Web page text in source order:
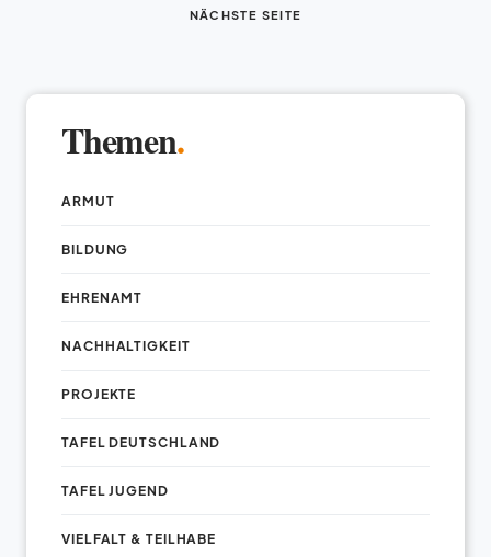
NÄCHSTE SEITE
Themen.
ARMUT
BILDUNG
EHRENAMT
NACHHALTIGKEIT
PROJEKTE
TAFEL DEUTSCHLAND
TAFEL JUGEND
VIELFALT & TEILHABE